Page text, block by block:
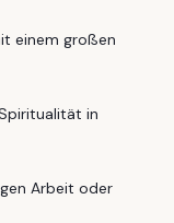
einem großen
in
Arbeit oder